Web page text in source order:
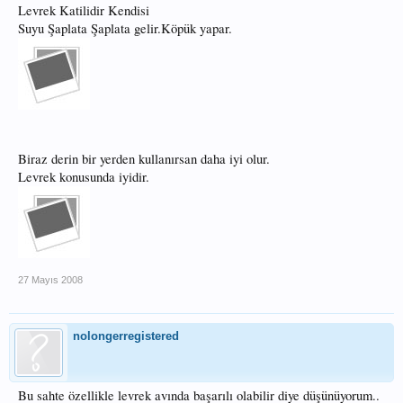
Levrek Katilidir Kendisi
Suyu Şaplata Şaplata gelir.Köpük yapar.
Biraz derin bir yerden kullanırsan daha iyi olur.
Levrek konusunda iyidir.
27 Mayıs 2008
nolongerregistered
Bu sahte özellikle levrek avında başarılı olabilir diye düşünüyorum..